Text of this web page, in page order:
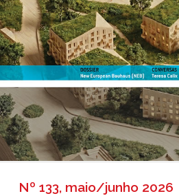
Nº 133, maio/junho 2026